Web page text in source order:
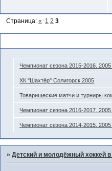
Страница:« 1 2 3
Чемпионат сезона 2015-2016. 2005
ХК "Шахтёр" Солигорск 2005
Товарищеские матчи и турниры
Чемпионат сезона 2016-2017. 2005
Чемпионат сезона 2014-2015. 2005
»Детский и молодёжный хоккей